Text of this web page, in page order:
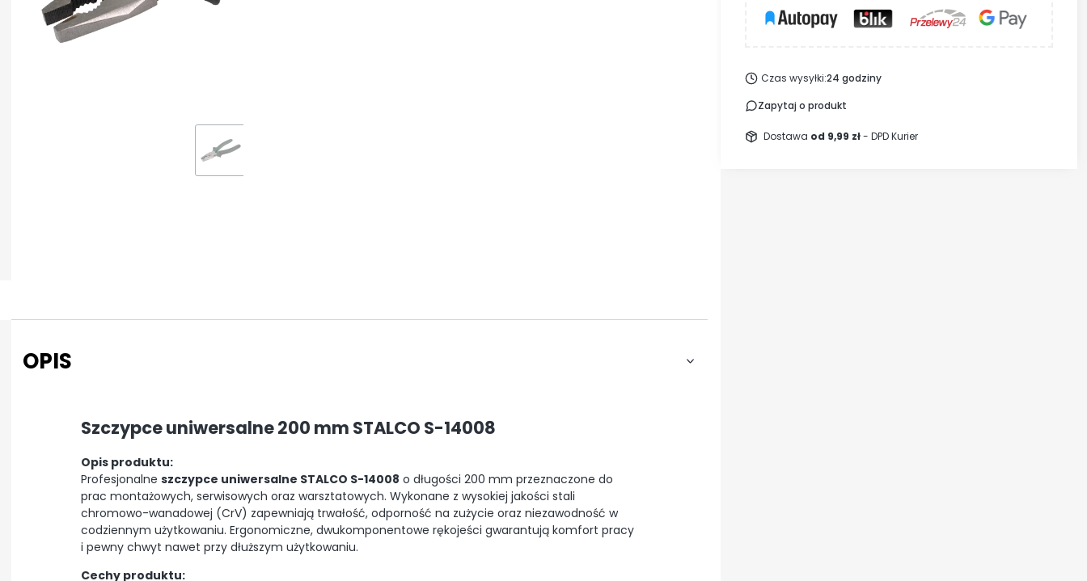
OPIS
Szczypce uniwersalne 200 mm STALCO S-14008
Opis produktu:
Profesjonalneszczypce uniwersalne STALCO S-14008 o długości 200 mm przeznaczone do
prac montażowych, serwisowych oraz warsztatowych. Wykonane z wysokiej jakości stali
chromowo-wanadowej (CrV) zapewniają trwałość, odporność na zużycie oraz niezawodność w
codziennym użytkowaniu. Ergonomiczne, dwukomponentowe rękojeści gwarantują komfort pracy
i pewny chwyt nawet przy dłuższym użytkowaniu.
Cechy produktu:
Czas wysyłki:24 godziny
Zapytaj o produkt
Dostawa od 9,99 zł- DPD Kurier